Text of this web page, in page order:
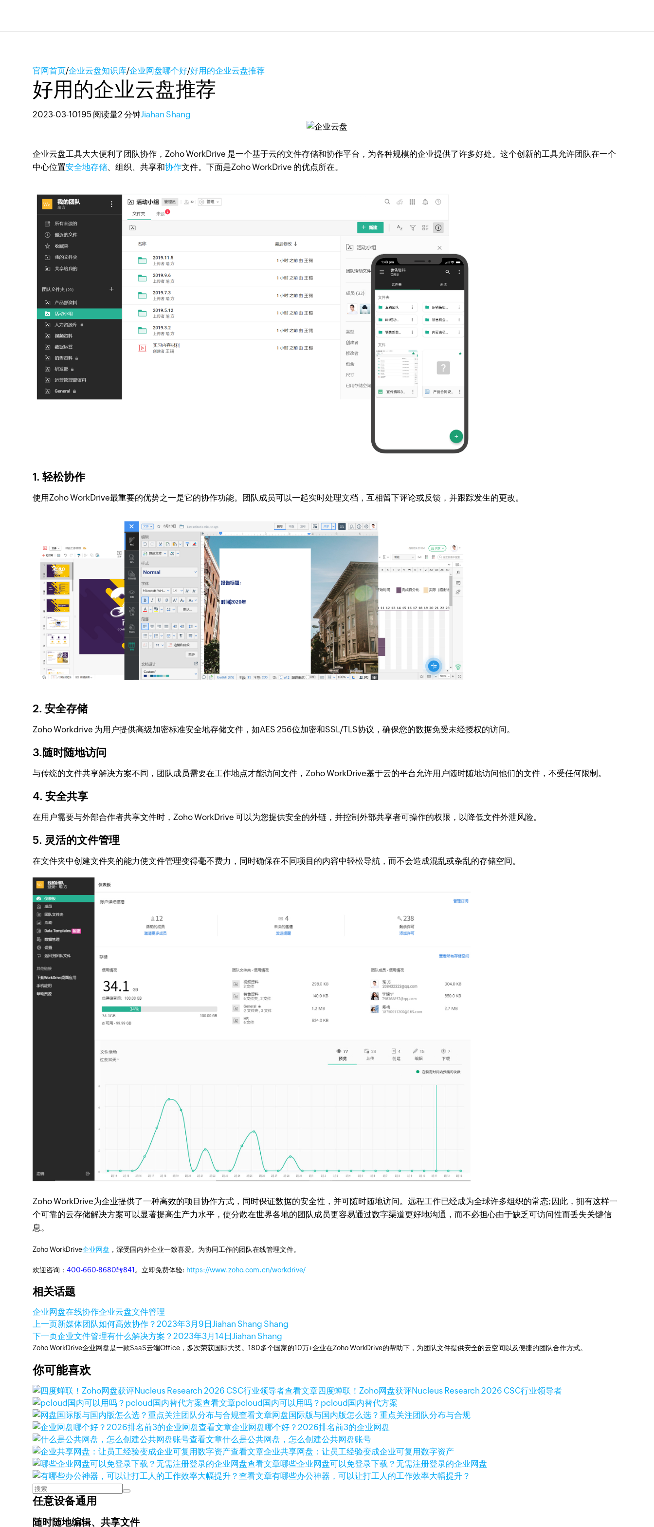
官网首页/企业云盘知识库/企业网盘哪个好/好用的企业云盘推荐
好用的企业云盘推荐
2023-03-10195 阅读量2 分钟Jiahan Shang
企业云盘工具大大便利了团队协作，Zoho WorkDrive 是一个基于云的文件存储和协作平台，为各种规模的企业提供了许多好处。这个创新的工具允许团队在一个
中心位置安全地存储、组织、共享和协作文件。下面是Zoho WorkDrive 的优点所在。
1. 轻松协作
使用Zoho WorkDrive最重要的优势之一是它的协作功能。团队成员可以一起实时处理文档，互相留下评论或反馈，并跟踪发生的更改。
2. 安全存储
Zoho Workdrive 为用户提供高级加密标准安全地存储文件，如AES 256位加密和SSL/TLS协议，确保您的数据免受未经授权的访问。
3.随时随地访问
与传统的文件共享解决方案不同，团队成员需要在工作地点才能访问文件，Zoho WorkDrive基于云的平台允许用户随时随地访问他们的文件，不受任何限制。
4. 安全共享
在用户需要与外部合作者共享文件时，Zoho WorkDrive 可以为您提供安全的外链，并控制外部共享者可操作的权限，以降低文件外泄风险。
5. 灵活的文件管理
在文件夹中创建文件夹的能力使文件管理变得毫不费力，同时确保在不同项目的内容中轻松导航，而不会造成混乱或杂乱的存储空间。
Zoho WorkDrive为企业提供了一种高效的项目协作方式，同时保证数据的安全性，并可随时随地访问。远程工作已经成为全球许多组织的常态;因此，拥有这样一
个可靠的云存储解决方案可以显著提高生产力水平，使分散在世界各地的团队成员更容易通过数字渠道更好地沟通，而不必担心由于缺乏可访问性而丢失关键信
息。
Zoho WorkDrive企业网盘 ，深受国内外企业一致喜爱。为协同工作的团队在线管理文件。
欢迎咨询：400-660-8680转841 。立即免费体验: https://www.zoho.com.cn/workdrive/
相关话题
企业网盘在线协作企业云盘文件管理
上一页新媒体团队如何高效协作？ 2023年3月9日Jiahan Shang Shang
下一页企业文件管理有什么解决方案？ 2023年3月14日Jiahan Shang
Zoho WorkDrive企业网盘是一款SaaS云端Office，多次荣获国际大奖。180多个国家的10万+企业在Zoho WorkDrive的帮助下，为团队文件提供安全的云空间以及便捷的团队合作方式。
你可能喜欢
查看文章四度蝉联！Zoho网盘获评Nucleus Research 2026 CSC行业领导者
查看文章pcloud国内可以用吗？pcloud国内替代方案
查看文章网盘国际版与国内版怎么选？重点关注团队分布与合规
查看文章企业网盘哪个好？2026排名前3的企业网盘
查看文章什么是公共网盘，怎么创建公共网盘账号
查看文章企业共享网盘：让员工经验变成企业可复用数字资产
查看文章哪些企业网盘可以免登录下载？无需注册登录的企业网盘
查看文章有哪些办公神器，可以让打工人的工作效率大幅提升？
任意设备通用
随时随地编辑、共享文件